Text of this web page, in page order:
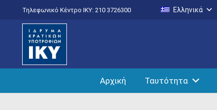
Τηλεφωνικό Κέντρο IKY: 210 3726300 Ελληνικά
Αρχική Ταυτότητα